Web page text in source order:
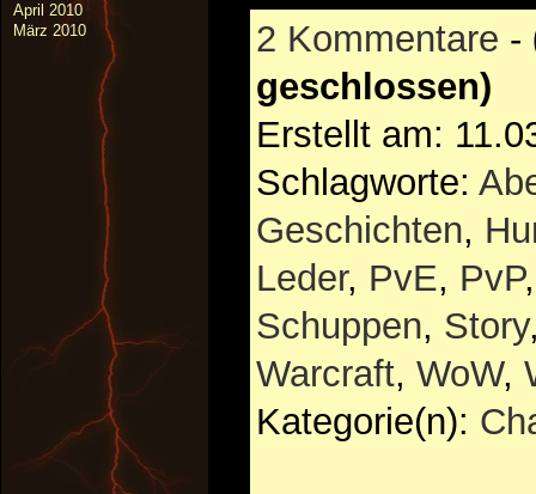
April 2010
März 2010
2 Kommentare -
geschlossen)
Erstellt am:
Schlagworte:
Geschichten,
Leder, PvE, PvP
Schuppen, Story
Warcraft, WoW,
Kategorie(n):